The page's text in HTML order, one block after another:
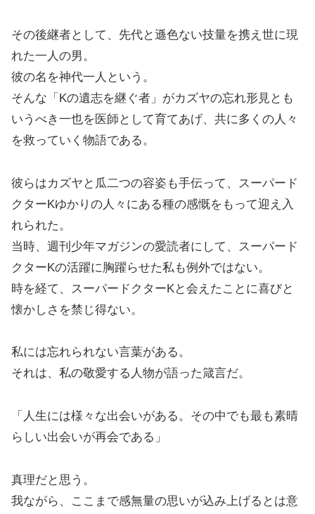
その後継者として、先代と遜色ない技量を携え世に現
れた一人の男。
彼の名を神代一人という。
そんな「Kの遺志を継ぐ者」がカズヤの忘れ形見とも
いうべき一也を医師として育てあげ、共に多くの人々
を救っていく物語である。
彼らはカズヤと瓜二つの容姿も手伝って、スーパード
クターKゆかりの人々にある種の感慨をもって迎え入
れられた。
当時、週刊少年マガジンの愛読者にして、スーパード
クターKの活躍に胸躍らせた私も例外ではない。
時を経て、スーパードクターKと会えたことに喜びと
懐かしさを禁じ得ない。
私には忘れられない言葉がある。
それは、私の敬愛する人物が語った箴言だ。
「人生には様々な出会いがある。その中でも最も素晴
らしい出会いが再会である」
真理だと思う。
我ながら、ここまで感無量の思いが込み上げるとは意